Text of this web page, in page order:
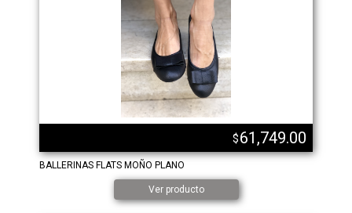
$61,749.00
BALLERINAS FLATS MOÑO PLANO
Ver producto